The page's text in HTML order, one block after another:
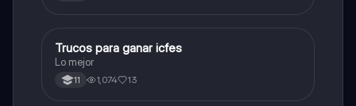
Química
Trucos para ganar icfes
Lo mejor
11 1,074 13